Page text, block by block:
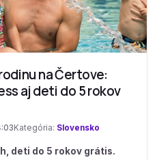
na Čertove:
aj deti do 5 rokov
Kategória: Slovensko
deti do 5 rokov grátis.